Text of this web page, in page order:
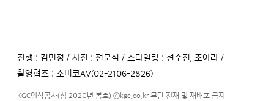
진행 : 김민정 / 사진 : 전문식 / 스타일링 : 현수진, 조아라 /
촬영협조 : 소비코AV(02-2106-2826)
KGC인삼공사(심 2020년 봄호) ⓒkgc.co.kr 무단 전재 및 재배포 금지